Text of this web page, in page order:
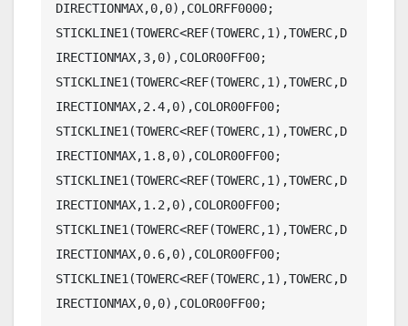
DIRECTIONMAX,0,0),COLORFF0000;
STICKLINE1(TOWERC<REF(TOWERC,1),TOWERC,D
IRECTIONMAX,3,0),COLOR00FF00;
STICKLINE1(TOWERC<REF(TOWERC,1),TOWERC,D
IRECTIONMAX,2.4,0),COLOR00FF00;
STICKLINE1(TOWERC<REF(TOWERC,1),TOWERC,D
IRECTIONMAX,1.8,0),COLOR00FF00;
STICKLINE1(TOWERC<REF(TOWERC,1),TOWERC,D
IRECTIONMAX,1.2,0),COLOR00FF00;
STICKLINE1(TOWERC<REF(TOWERC,1),TOWERC,D
IRECTIONMAX,0.6,0),COLOR00FF00;
STICKLINE1(TOWERC<REF(TOWERC,1),TOWERC,D